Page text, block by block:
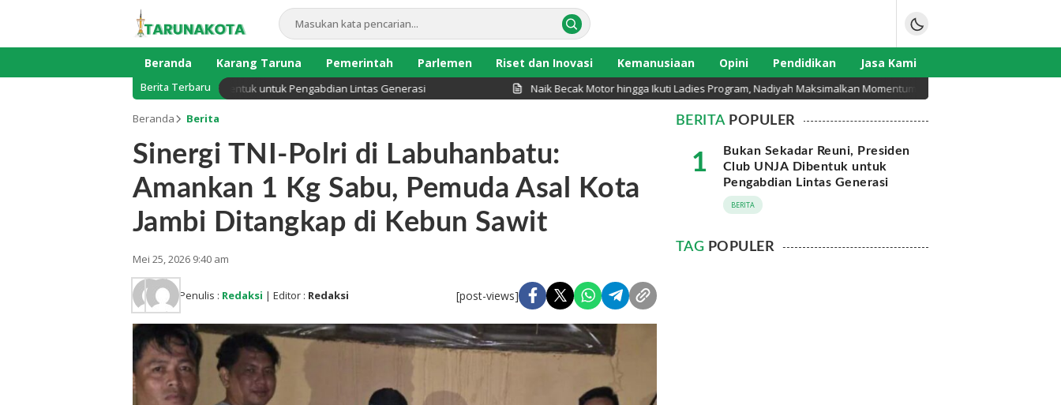
Beranda Karang Taruna Pemerintah Parlemen Riset dan Inovasi Kemanusiaan Opini Pendidikan Jasa Kami
Berita Terbaru
Sekadar Reuni, Presiden Club UNJA Dibentuk untuk Pengabdian Lintas Generasi Naik Becak Motor hingga Ikuti Ladies Program, Nadiyah Maksimalkan Momentum Rakernas APEKSI di Medan
Beranda Berita
Sinergi TNI-Polri di Labuhanbatu:
Amankan 1 Kg Sabu, Pemuda Asal Kota
Jambi Ditangkap di Kebun Sawit
Mei 25, 2026 9:40 am
Penulis : Redaksi | Editor : Redaksi [post-views]
BERITAPOPULER
1
Bukan Sekadar Reuni, Presiden
Club UNJA Dibentuk untuk
Pengabdian Lintas Generasi
BERITA
TAG POPULER